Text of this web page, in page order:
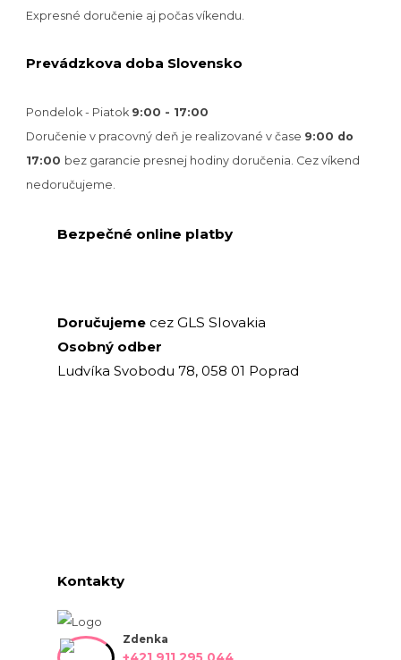
Expresné doručenie aj počas víkendu.
Prevádzkova doba Slovensko
Pondelok - Piatok 9:00 - 17:00
Doručenie v pracovný deň je realizované v čase 9:00 do
17:00 bez garancie presnej hodiny doručenia. Cez víkend
nedoručujeme.
Bezpečné online platby
Doručujeme cez GLS Slovakia
Osobný odber
Ludvíka Svobodu 78, 058 01 Poprad
Kontakty
Zdenka